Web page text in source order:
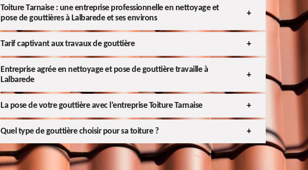
Toiture Tarnaise : une entreprise professionnelle en nettoyage et
pose de gouttières à Lalbarede et ses environs
Tarif captivant aux travaux de gouttière
Entreprise agrée en nettoyage et pose de gouttière travaille à
Lalbarede
La pose de votre gouttière avec l’entreprise Toiture Tarnaise
Quel type de gouttière choisir pour sa toiture ?